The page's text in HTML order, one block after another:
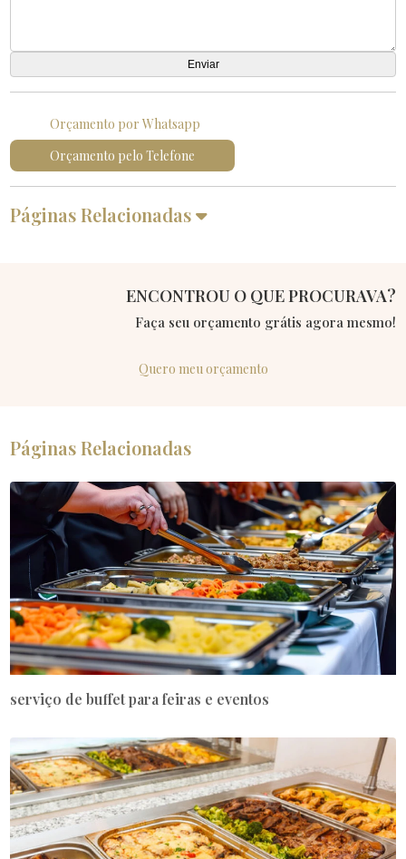
Orçamento por Whatsapp
Orçamento pelo Telefone
Páginas Relacionadas
ENCONTROU O QUE PROCURAVA?
Faça seu orçamento grátis agora mesmo!
Quero meu orçamento
Páginas Relacionadas
serviço de buffet para feiras e eventos